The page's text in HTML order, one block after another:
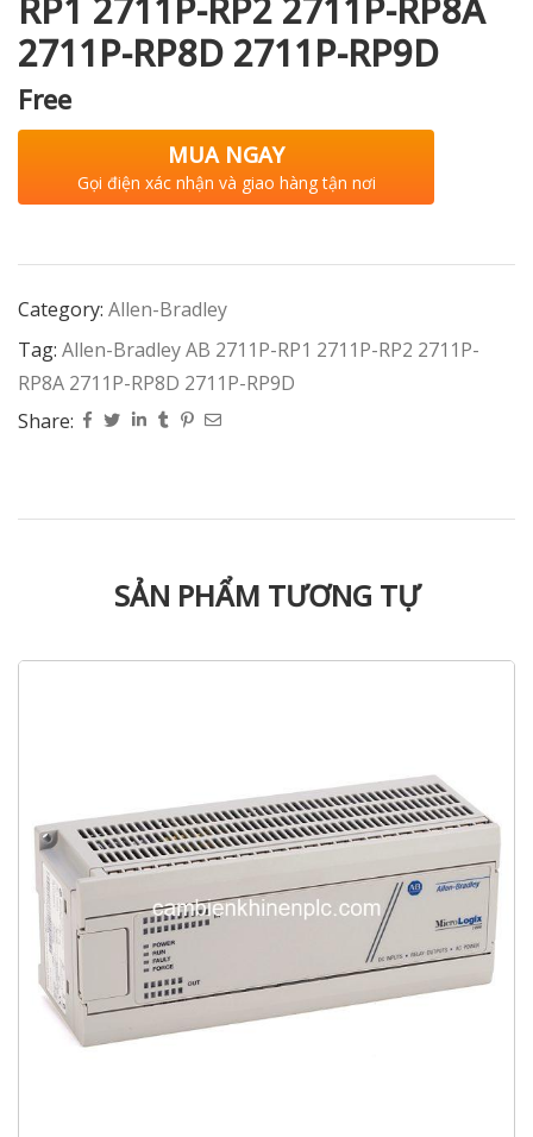
RP1 2711P-RP2 2711P-RP8A
2711P-RP8D 2711P-RP9D
Free
MUA NGAY
Gọi điện xác nhận và giao hàng tận nơi
Category: Allen-Bradley
Tag: Allen-Bradley AB 2711P-RP1 2711P-RP2 2711P-
RP8A 2711P-RP8D 2711P-RP9D
Share:
SẢN PHẨM TƯƠNG TỰ